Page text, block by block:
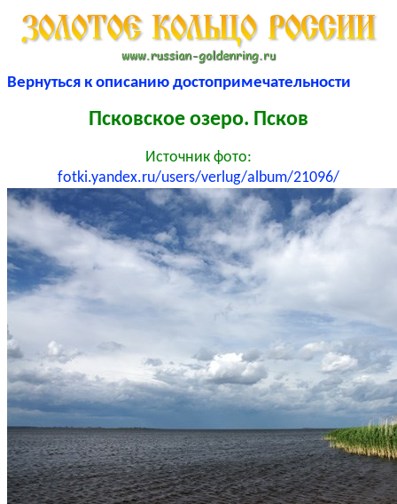
Вернуться к описанию достопримечательности
Псковское озеро. Псков
Источник фото:
fotki.yandex.ru/users/verlug/album/21096/